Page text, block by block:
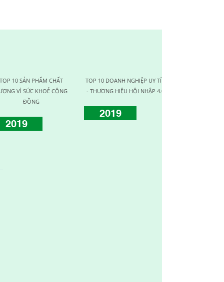
TOP 10 SẢN PHẨM CHẤT
VÌ SỨC KHOẺ CỘNG
ĐỒNG
2019
TOP 10 DOANH NGHIỆP UY TÍN
- THƯƠNG HIỆU HỘI NHẬP 4.0
2019